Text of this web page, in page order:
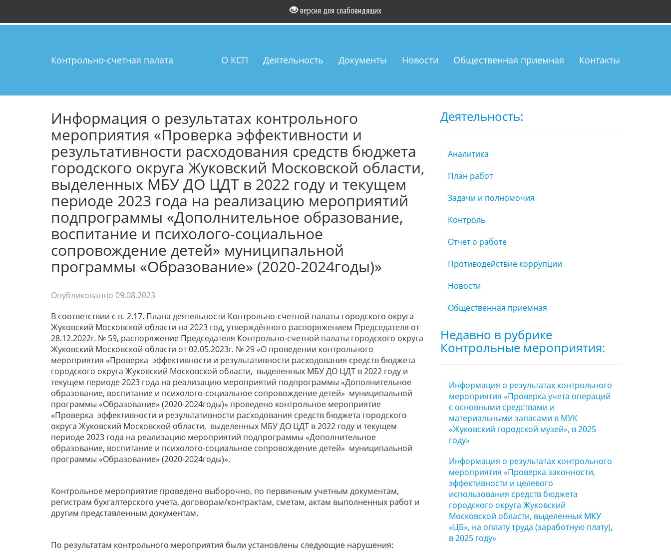
версия для слабовидящих
Контрольно-счетная палата О КСП Деятельность Документы Новости Общественная приемная Контакты
Информация о результатах контрольного
мероприятия «Проверка эффективности и
результативности расходования средств бюджета
городского округа Жуковский Московской области,
выделенных МБУ ДО ЦДТ в 2022 году и текущем
периоде 2023 года на реализацию мероприятий
подпрограммы «Дополнительное образование,
воспитание и психолого-социальное
сопровождение детей» муниципальной
программы «Образование» (2020-2024годы)»
Опубликованно 09.08.2023
В соответствии с п. 2.17. Плана деятельности Контрольно-счетной палаты городского округа
Жуковский Московской области на 2023 год, утверждённого распоряжением Председателя от
28.12.2022г. № 59, распоряжение Председателя Контрольно-счетной палаты городского округа
Жуковский Московской области от 02.05.2023г. № 29 «О проведении контрольного
мероприятия «Проверка эффективности и результативности расходования средств бюджета
городского округа Жуковский Московской области, выделенных МБУ ДО ЦДТ в 2022 году и
текущем периоде 2023 года на реализацию мероприятий подпрограммы «Дополнительное
образование, воспитание и психолого-социальное сопровождение детей» муниципальной
программы «Образование» (2020-2024годы)» проведено контрольное мероприятие
«Проверка эффективности и результативности расходования средств бюджета городского
округа Жуковский Московской области, выделенных МБУ ДО ЦДТ в 2022 году и текущем
периоде 2023 года на реализацию мероприятий подпрограммы «Дополнительное
образование, воспитание и психолого-социальное сопровождение детей» муниципальной
программы «Образование» (2020-2024годы)».
Контрольное мероприятие проведено выборочно, по первичным учетным документам,
регистрам бухгалтерского учета, договорам/контрактам, сметам, актам выполненных работ и
другим представленным документам.
По результатам контрольного мероприятия были установлены следующие нарушения:
Деятельность:
Аналитика
План работ
Задачи и полномочия
Контроль
Отчет о работе
Противодействие коррупции
Новости
Общественная приемная
Недавно в рубрике
Контрольные мероприятия:
Информация о результатах контрольного
мероприятия «Проверка учета операций
с основными средствами и
материальными запасами в МУК
«Жуковский городской музей», в 2025
году»
Информация о результатах контрольного
мероприятия «Проверка законности,
эффективности и целевого
использования средств бюджета
городского округа Жуковский
Московской области, выделенных МКУ
«ЦБ», на оплату труда (заработную плату),
в 2025 году»